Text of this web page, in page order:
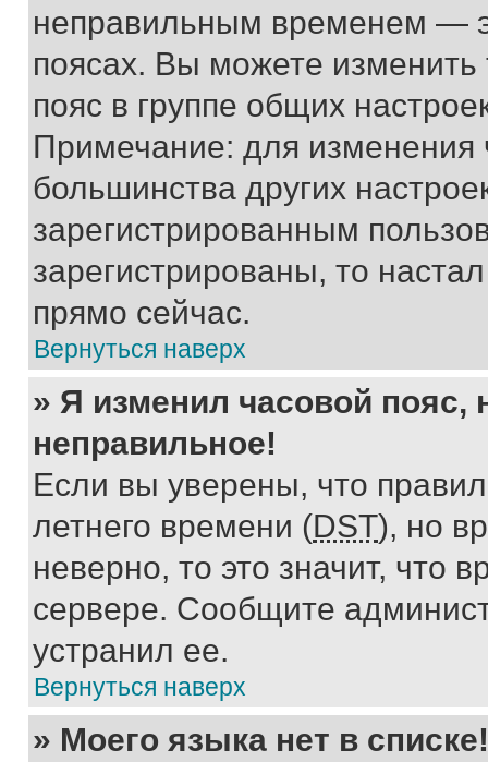
неправильным временем —
поясах. Вы можете изменить
пояс в группе общих
Примечание: для изменения
большинства других
зарегистрированным
зарегистрированы, то
прямо сейчас.
Вернуться наверх
» Я изменил часовой пояс,
неправильное!
Если вы уверены, что
летнего времени (DST), но
неверно, то это значит, что
сервере. Сообщите
устранил ее.
Вернуться наверх
» Моего языка нет в списке!